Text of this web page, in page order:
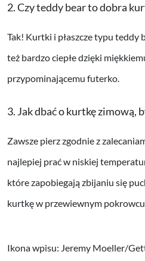
2. Czy teddy bear to dobra
Tak! Kurtki i płaszcze typu teddy
też bardzo ciepłe dzięki
przypominającemu futerko.
3. Jak dbać o kurtkę zimową,
Zawsze pierz zgodnie z
najlepiej prać w niskiej
które zapobiegają zbijaniu się
kurtkę w przewiewnym
Ikona wpisu: Jeremy Moeller/